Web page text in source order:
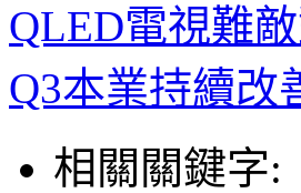
QLED電視難
Q3本業持續改
相關關鍵字: